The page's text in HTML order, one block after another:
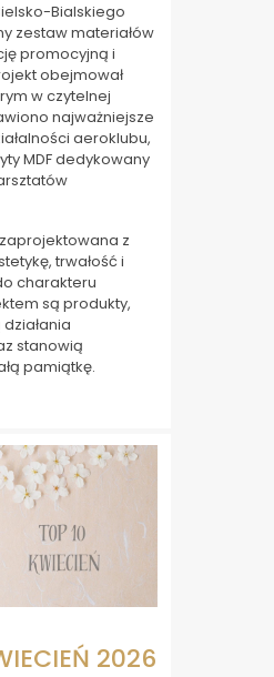
Bialskiego
zestaw materiałów
promocyjną i
obejmował
w czytelnej
najważniejsze
aeroklubu,
MDF dedykowany
z
trwałość i
charakteru
są produkty,
stanowią
pamiątkę.
2026